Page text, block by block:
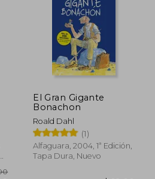
El Gran Gigante
Bonachon
Roald Dahl
(1)
Alfaguara, 2004, 1ª Edición,
Tapa Dura, Nuevo